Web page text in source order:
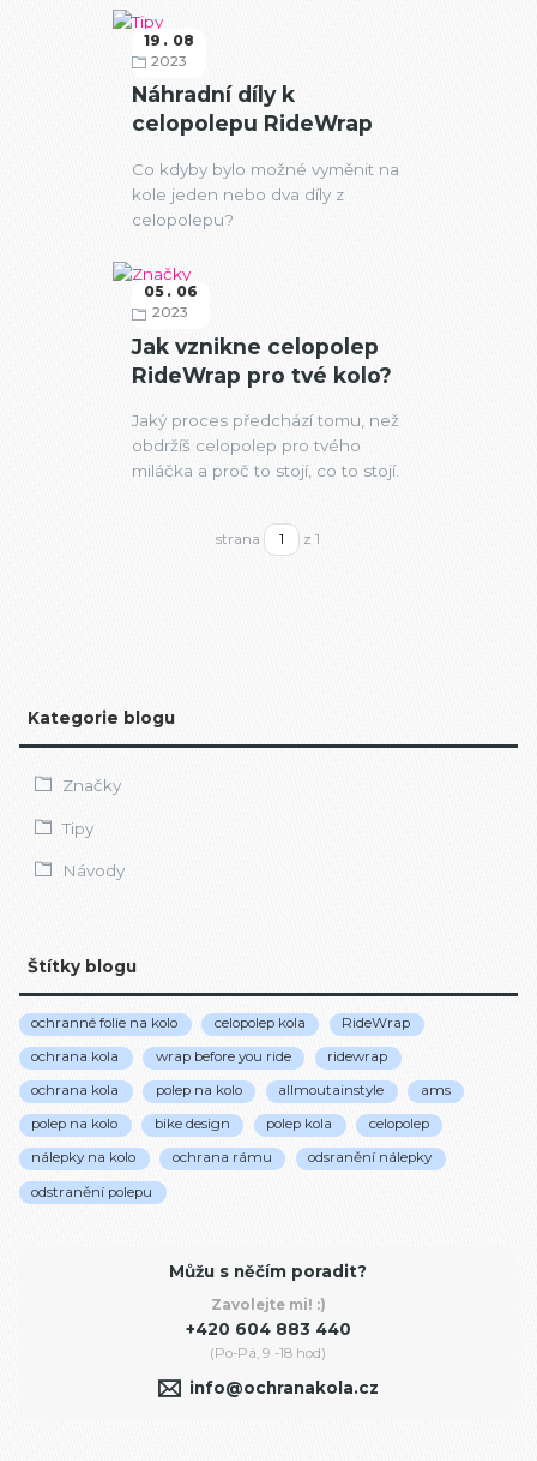
Kategorie blogu
Značky
Tipy
Návody
Štítky blogu
ochranné folie na kolo celopolep kola RideWrap
ochrana kola wrap before you ride ridewrap
ochrana kola polep na kolo allmoutainstyle ams
polep na kolo bike design polep kola celopolep
nálepky na kolo ochrana rámu odsranění nálepky
odstranění polepu
Můžu s něčím poradit?
Zavolejte mi! :)
+420 604 883 440
(Po-Pá, 9 -18 hod)
info@ochranakola.cz
Náhradní díly k
celopolepu RideWrap
19
08
2023
Tipy
Co kdyby bylo možné vyměnit na
kole jeden nebo dva díly z
celopolepu?
Jak vznikne celopolep
RideWrap pro tvé kolo?
05
06
2023
Značky
Jaký proces předchází tomu, než
obdržíš celopolep pro tvého
miláčka a proč to stojí, co to stojí.
strana z 1